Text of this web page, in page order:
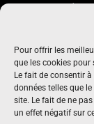
Pour offrir les
que les cookies
Le fait de consentir
données telles que
site. Le fait de ne
un effet négatif sur
86240 Ligugé
NOUS
Pour maintenir
publicité
Oui !